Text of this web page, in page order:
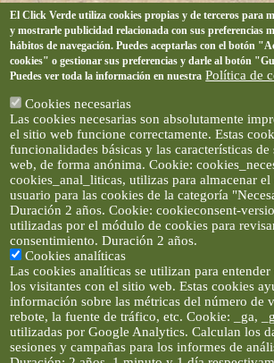
El Click Verde utiliza cookies propias y de terceros para
y mostrarle publicidad relacionada con sus preferencias
hábitos de navegación. Puedes aceptarlas con el botón
cookies" o gestionar sus preferencias y darle al botón
Puedes ver toda la información en nuestra Política de
Cookies necesarias
Las cookies necesarias son absolutamente
el sitio web funcione correctamente. Estas
funcionalidades básicas y las características
web, de forma anónima. Cookie:
cookies_anal_liticas, utilizas para almacenar
usuario para las cookies de la categoría
Duración 2 años. Cookie: cookieconsent-
utilizadas por el módulo de cookies para
consentimiento. Duración 2 años.
Cookies analíticas
Las cookies analíticas se utilizan para
los visitantes con el sitio web. Estas cookies
información sobre las métricas del número de
rebote, la fuente de tráfico, etc. Cookie: _ga,
utilizadas por Google Analytics. Calculan los
sesiones y campañas para los informes de